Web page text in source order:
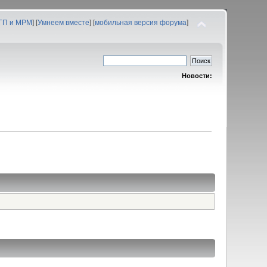
и МРМ] [Умнеем вместе] [мобильная версия форума]
Новости: